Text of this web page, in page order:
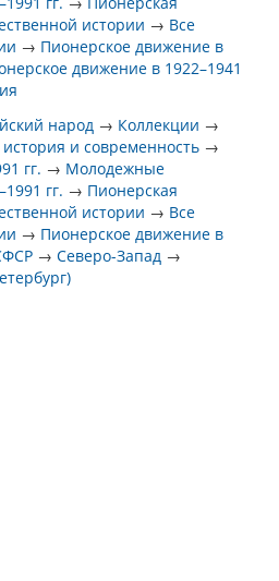
истории → Все
→ Пионерское движение в
движение в 1922–1941
народ → Коллекции →
и современность →
гг. → Молодежные
гг. → Пионерская
истории → Все
→ Пионерское движение в
→Северо-Запад →